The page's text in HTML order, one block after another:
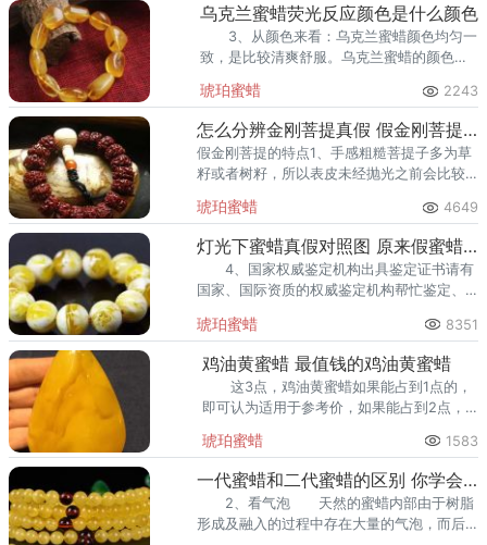
乌克兰蜜蜡荧光反应颜色是什么颜色
3、从颜色来看：乌克兰蜜蜡颜色均匀一
致，是比较清爽舒服。乌克兰蜜蜡的颜色一
琥珀蜜蜡 2243
怎么分辨金刚菩提真假 假金刚菩提的特点
假金刚菩提的特点1、手感粗糙菩提子多为草
籽或者树籽，所以表皮未经抛光之前会比较
琥珀蜜蜡 4649
灯光下蜜蜡真假对照图 原来假蜜蜡长这样
4、国家权威鉴定机构出具鉴定证书请有
国家、国际资质的权威鉴定机构帮忙鉴定、
到货真价实的蜜蜡.
琥珀蜜蜡 8351
鸡油黄蜜蜡 最值钱的鸡油黄蜜蜡
这3点，鸡油黄蜜蜡如果能占到1点的，
即可认为适用于参考价，如果能占到2点，
油黄蜜蜡应该在参考价基础上溢价50%了！
琥珀蜜蜡 1583
一代蜜蜡和二代蜜蜡的区别 你学会了吗
2、看气泡 天然的蜜蜡内部由于树脂
形成及融入的过程中存在大量的气泡，而后